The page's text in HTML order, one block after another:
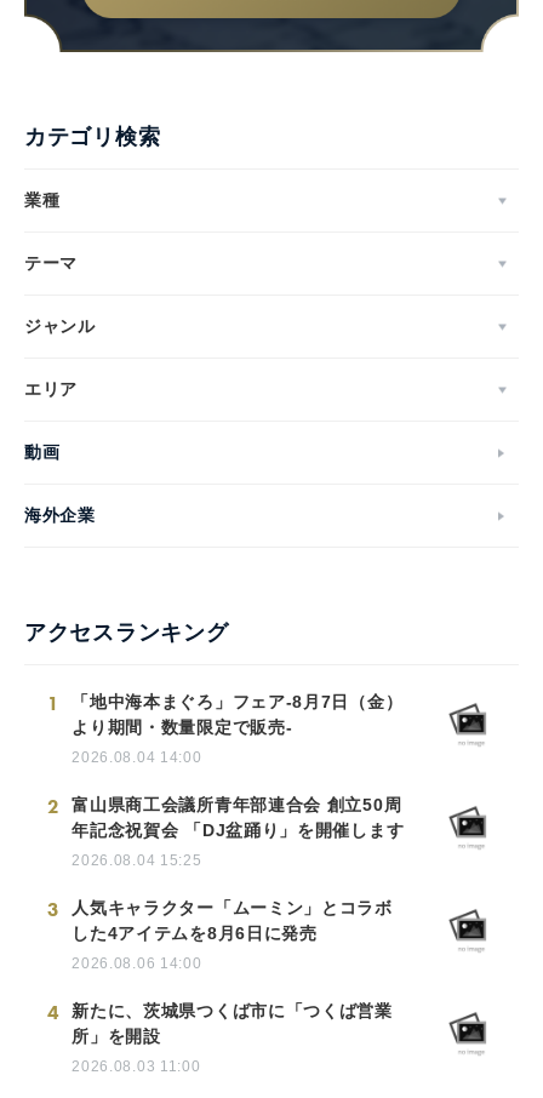
カテゴリ検索
業種
テーマ
ジャンル
エリア
動画
海外企業
アクセスランキング
1
「地中海本まぐろ」フェア-8月7日（金）
より期間・数量限定で販売-
2026.08.04 14:00
2
富山県商工会議所青年部連合会 創立50周
年記念祝賀会 「DJ盆踊り」を開催します
2026.08.04 15:25
3
人気キャラクター「ムーミン」とコラボ
した4アイテムを8月6日に発売
2026.08.06 14:00
4
新たに、茨城県つくば市に「つくば営業
所」を開設
2026.08.03 11:00